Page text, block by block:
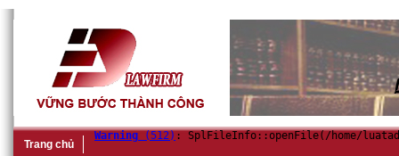
Trang chủ
Warning (512) : SplFileInfo::openFile(/home/